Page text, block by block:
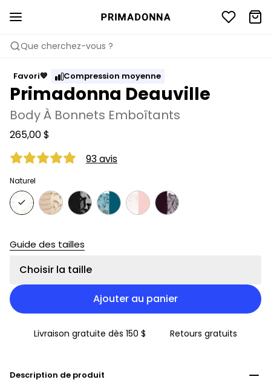
Que cherchez-vous ?
Favori💙 Compression moyenne
Primadonna Deauville
Body À Bonnets Emboîtants
265,00 $
93 avis
Naturel
Guide des tailles
Choisir la taille
Ajouter au panier
Livraison gratuite dès 150 $ Retours gratuits
Description de produit